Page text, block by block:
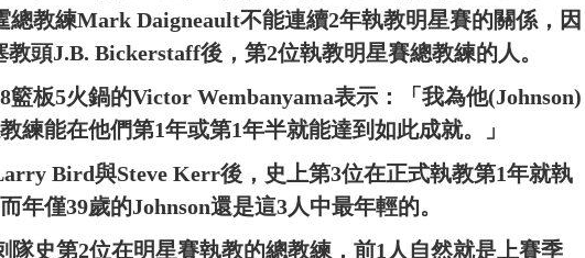
總教練Mark Daigneault不能連續2年執教明星賽的關係，因
頭J.B. Bickerstaff後，第2位執教明星賽總教練的人。
籃板5火鍋的Victor Wembanyama表示：「我為他(Johnson)
練能在他們第1年或第1年半就能達到如此成就。」
Bird與Steve Kerr後，史上第3位在正式執教第1年就執
年僅39歲的Johnson還是這3人中最年輕的。
隊史第2位在明星賽執教的總教練，前1人自然就是上賽季